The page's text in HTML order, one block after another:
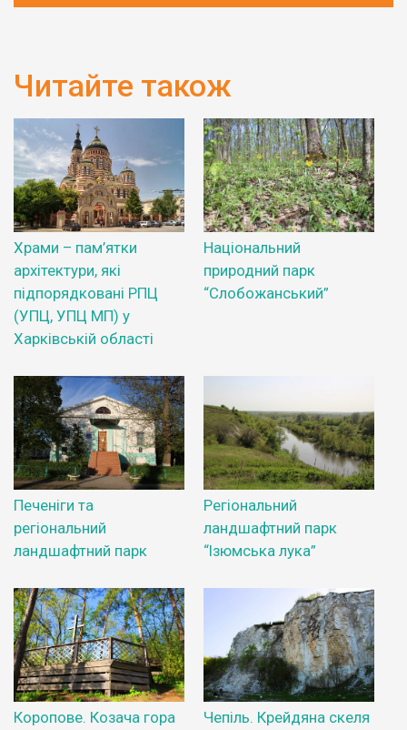
Читайте також
Храми – пам’ятки
архітектури, які
підпорядковані РПЦ
(УПЦ, УПЦ МП) у
Харківській області
Національний
природний парк
“Слобожанський”
Печеніги та
регіональний
ландшафтний парк
Регіональний
ландшафтний парк
“Ізюмська лука”
Коропове. Козача гора
Чепіль. Крейдяна скеля